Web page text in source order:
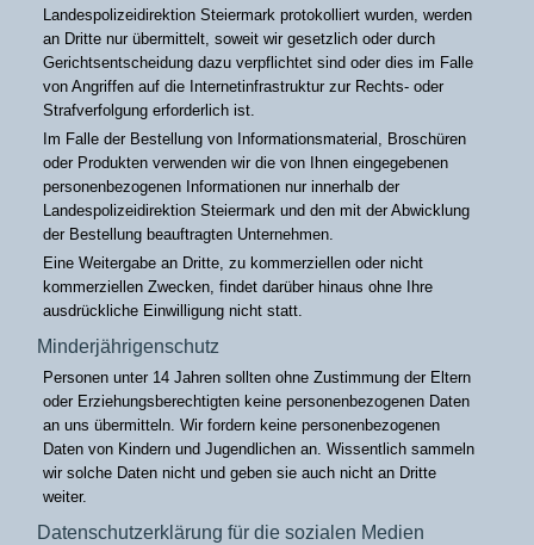
Landespolizeidirektion Steiermark protokolliert wurden, werden
an Dritte nur übermittelt, soweit wir gesetzlich oder durch
Gerichtsentscheidung dazu verpflichtet sind oder dies im Falle
von Angriffen auf die Internetinfrastruktur zur Rechts- oder
Strafverfolgung erforderlich ist.
Im Falle der Bestellung von Informationsmaterial, Broschüren
oder Produkten verwenden wir die von Ihnen eingegebenen
personenbezogenen Informationen nur innerhalb der
Landespolizeidirektion Steiermark und den mit der Abwicklung
der Bestellung beauftragten Unternehmen.
Eine Weitergabe an Dritte, zu kommerziellen oder nicht
kommerziellen Zwecken, findet darüber hinaus ohne Ihre
ausdrückliche Einwilligung nicht statt.
Minderjährigenschutz
Personen unter 14 Jahren sollten ohne Zustimmung der Eltern
oder Erziehungsberechtigten keine personenbezogenen Daten
an uns übermitteln. Wir fordern keine personenbezogenen
Daten von Kindern und Jugendlichen an. Wissentlich sammeln
wir solche Daten nicht und geben sie auch nicht an Dritte
weiter.
Datenschutzerklärung für die sozialen Medien